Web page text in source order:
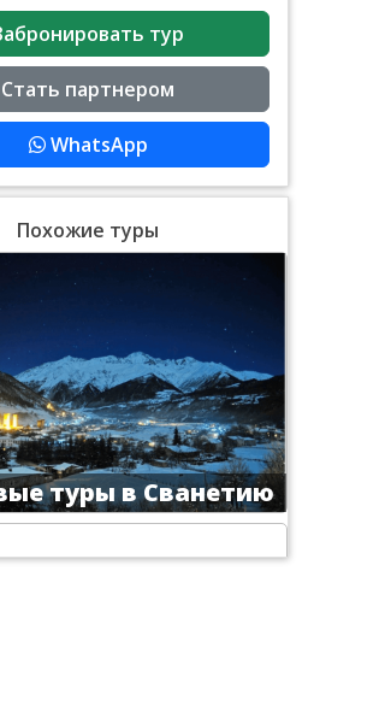
тур
Стать партнером
WhatsApp
Похожие туры
туры в Сванетию